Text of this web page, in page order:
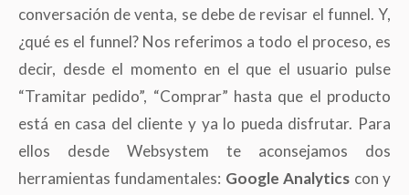
conversación de venta, se debe de revisar el funnel. Y,
¿qué es el funnel? Nos referimos a todo el proceso, es
decir, desde el momento en el que el usuario pulse
“Tramitar pedido”, “Comprar” hasta que el producto
está en casa del cliente y ya lo pueda disfrutar. Para
ellos desde Websystem te aconsejamos dos
herramientas fundamentales: Google Analytics con y